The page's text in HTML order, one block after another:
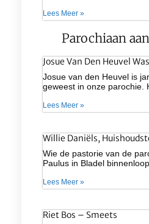
Lees Meer »
Parochiaan
Josue Van Den Heuvel
Josue van den Heuvel is
geweest in onze parochie.
Lees Meer »
Willie Daniëls,
Wie de pastorie van de
Paulus in Bladel
Lees Meer »
Riet Bos – Smeets